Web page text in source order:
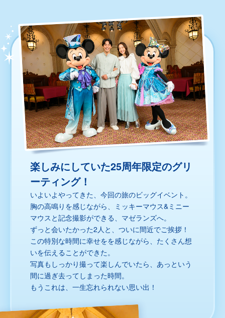
楽しみにしていた25周年限定のグリ
ーティング！
いよいよやってきた、今回の旅のビッグイベント。
胸の高鳴りを感じながら、ミッキーマウス&ミニー
マウスと記念撮影ができる、マゼランズへ。
ずっと会いたかった2人と、ついに間近でご挨拶！
この特別な時間に幸せをを感じながら、たくさん想
いを伝えることができた。
写真もしっかり撮って楽しんでいたら、あっという
間に過ぎ去ってしまった時間。
もうこれは、一生忘れられない思い出！